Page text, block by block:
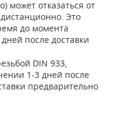
может отказаться от
Это
до момента
после доставки
DIN 933,
1-3 дней после
предварительно